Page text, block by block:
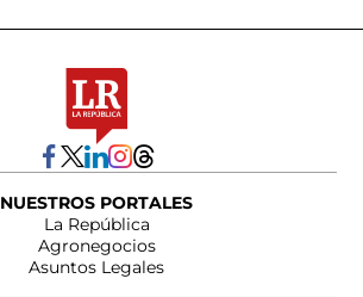
NUESTROS PORTALES
La República
Agronegocios
Asuntos Legales